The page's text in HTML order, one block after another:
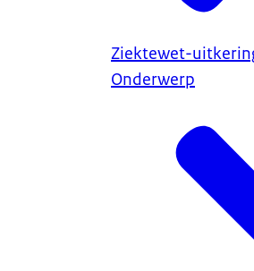
Ziektewet-
Onderwerp